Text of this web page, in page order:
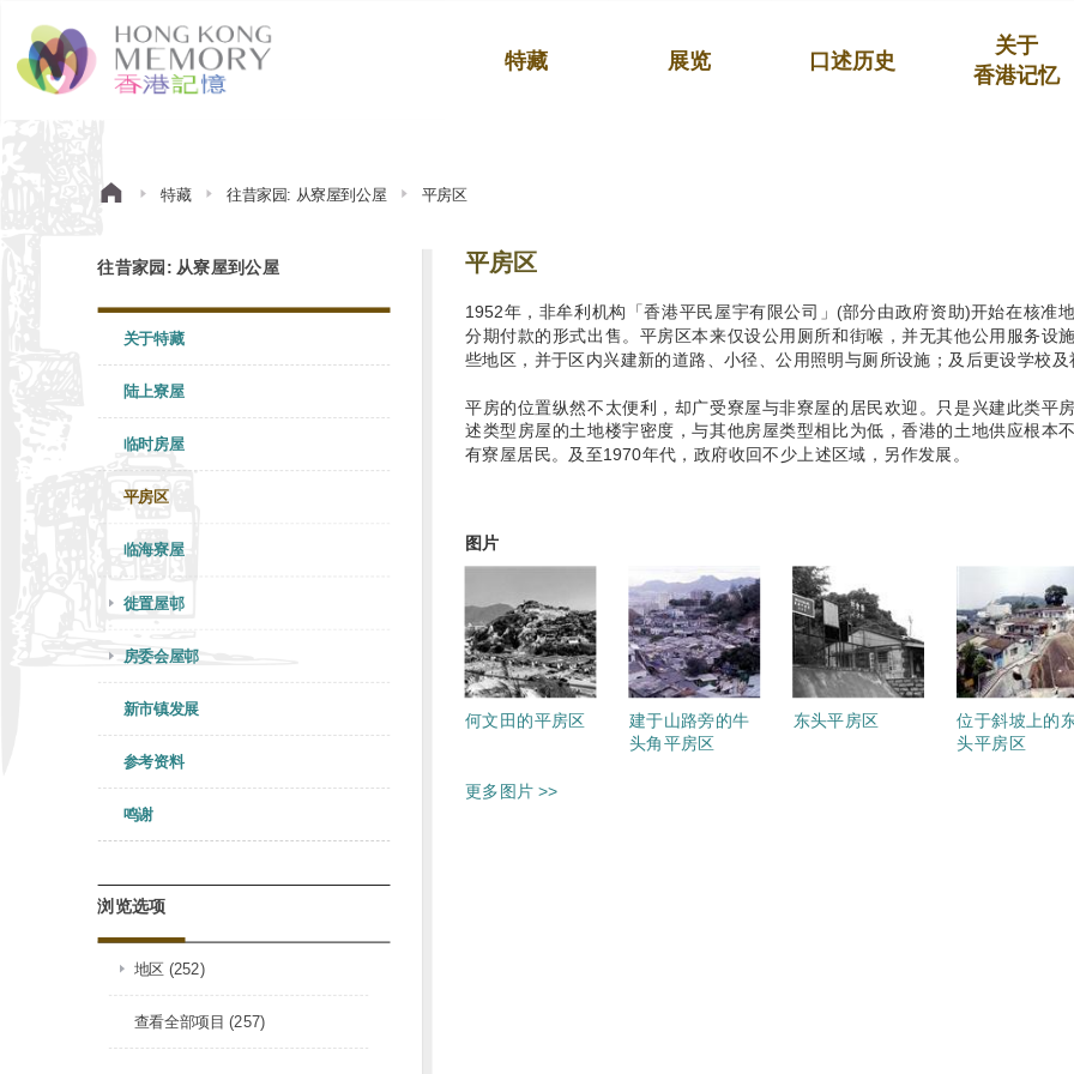
特藏 展览 口述历史
关于
香港记忆
特藏 往昔家园: 从寮屋到公屋 平房区
往昔家园: 从寮屋到公屋
关于特藏
陆上寮屋
临时房屋
平房区
临海寮屋
徙置屋邨
房委会屋邨
新市镇发展
参考资料
鸣谢
浏览选项
地区 (252)
查看全部项目 (257)
平房区
1952年，非牟利机构「香港平民屋宇有限公司」(部分由政府资助)开始在核准
分期付款的形式出售。平房区本来仅设公用厕所和街喉，并无其他公用服务设
些地区，并于区内兴建新的道路、小径、公用照明与厕所设施；及后更设学校
平房的位置纵然不太便利，却广受寮屋与非寮屋的居民欢迎。只是兴建此类平
述类型房屋的土地楼宇密度，与其他房屋类型相比为低，香港的土地供应根本
有寮屋居民。及至1970年代，政府收回不少上述区域，另作发展。
图片
何文田的平房区
建于山路旁的牛
头角平房区
东头平房区
位于斜坡上的
头平房区
更多图片 >>